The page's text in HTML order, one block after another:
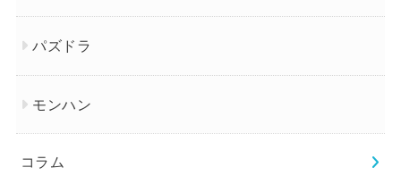
パズドラ
モンハン
コラム